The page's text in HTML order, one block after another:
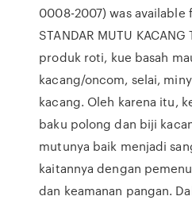
0008-2007) was available
STANDAR MUTU
produk roti, kue basah
kacang/oncom, selai,
kacang. Oleh karena itu,
baku polong dan biji
mutunya baik menjadi
kaitannya dengan
dan keamanan pangan.